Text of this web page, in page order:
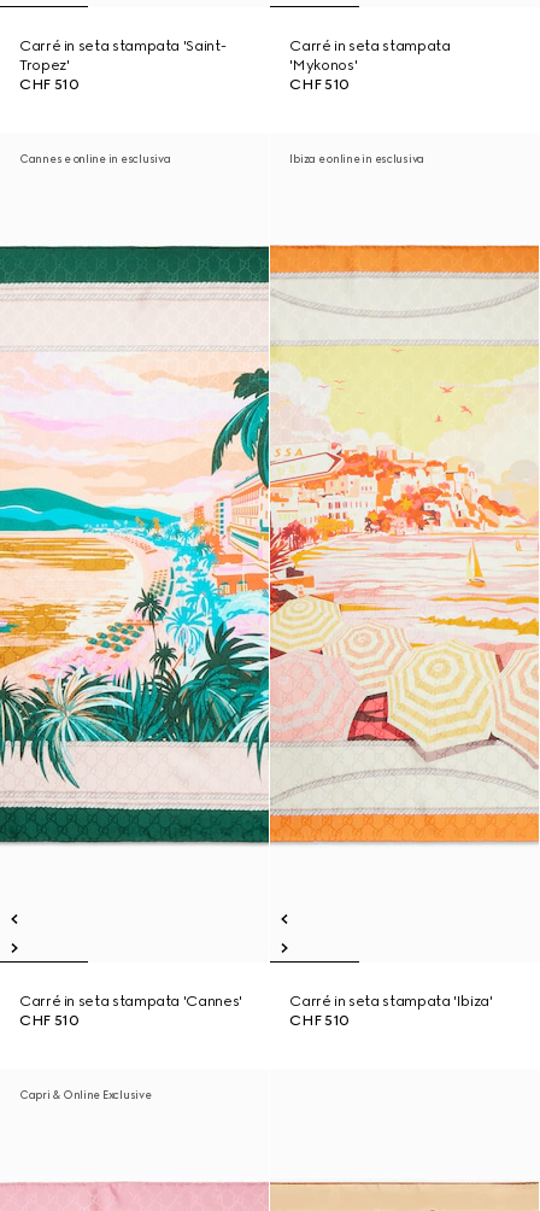
Carré in seta stampata 'Saint-
Tropez'
CHF 510
Carré in seta stampata
'Mykonos'
CHF 510
Cannes e online in esclusiva
Carré in seta stampata 'Cannes'
CHF 510
Ibiza e online in esclusiva
Carré in seta stampata 'Ibiza'
CHF 510
Capri & Online Exclusive